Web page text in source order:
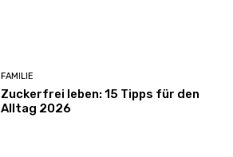
FAMILIE
Zuckerfrei leben: 15 Tipps für den
Alltag 2026